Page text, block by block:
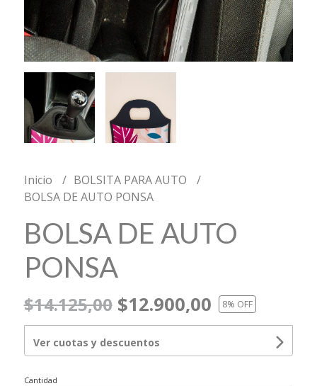
Inicio
BOLSITA PARA AUTO
BOLSA DE AUTO PONSA
BOLSA DE AUTO
PONSA
$14.125,00$12.900,00 8% OFF
Ver cuotas y descuentos
Cantidad